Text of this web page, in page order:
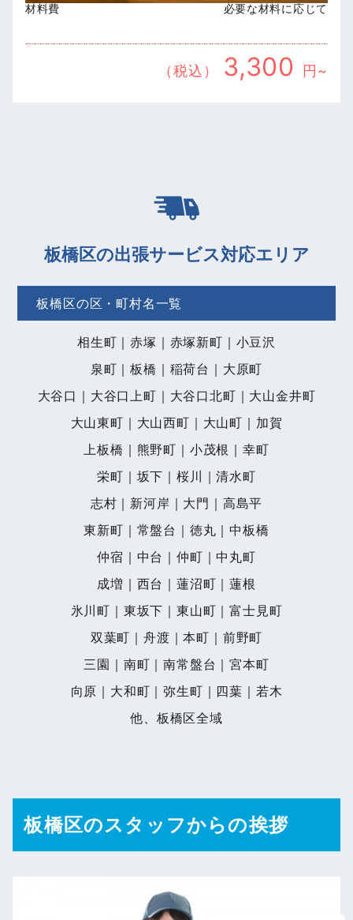
材料費
必要な材料に応じて
（税込） 3,300 円~
板橋区の出張サービス対応エリア
板橋区の区・町村名一覧
相生町｜赤塚｜赤塚新町｜小豆沢
泉町｜板橋｜稲荷台｜大原町
大谷口｜大谷口上町｜大谷口北町｜大山金井町
大山東町｜大山西町｜大山町｜加賀
上板橋｜熊野町｜小茂根｜幸町
栄町｜坂下｜桜川｜清水町
志村｜新河岸｜大門｜高島平
東新町｜常盤台｜徳丸｜中板橋
仲宿｜中台｜仲町｜中丸町
成増｜西台｜蓮沼町｜蓮根
氷川町｜東坂下｜東山町｜富士見町
双葉町｜舟渡｜本町｜前野町
三園｜南町｜南常盤台｜宮本町
向原｜大和町｜弥生町｜四葉｜若木
他、板橋区全域
板橋区のスタッフからの挨拶